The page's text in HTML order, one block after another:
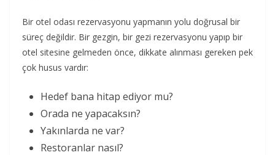
Bir otel odası rezervasyonu yapmanın yolu doğrusal bir
süreç değildir. Bir gezgin, bir gezi rezervasyonu yapıp bir
otel sitesine gelmeden önce, dikkate alınması gereken pek
çok husus vardır:
Hedef bana hitap ediyor mu?
Orada ne yapacaksın?
Yakınlarda ne var?
Restoranlar nasıl?